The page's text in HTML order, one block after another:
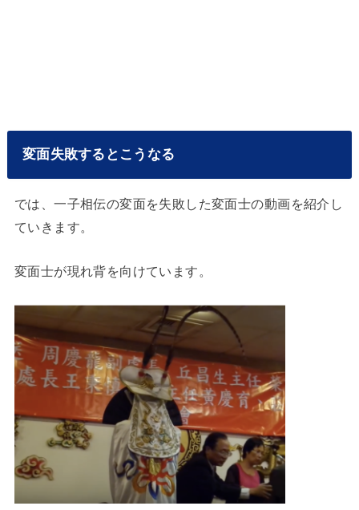
変面失敗するとこうなる
では、一子相伝の変面を失敗した変面士の動画を紹介し
ていきます。
変面士が現れ背を向けています。